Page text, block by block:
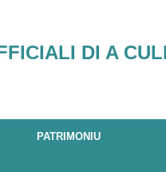
DI A
PATRIMONIU